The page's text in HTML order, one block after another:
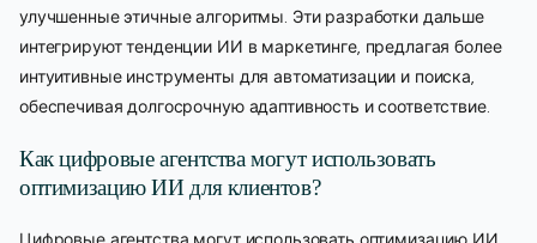
улучшенные этичные алгоритмы. Эти разработки дальше
интегрируют тенденции ИИ в маркетинге, предлагая более
интуитивные инструменты для автоматизации и поиска,
обеспечивая долгосрочную адаптивность и соответствие.
Как цифровые агентства могут использовать
оптимизацию ИИ для клиентов?